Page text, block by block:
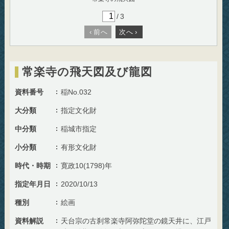
/ 3
‹ 前へ 次へ ›
常楽寺の飛天図及び龍図
資料番号 稲No.032
大分類 指定文化財
中分類 稲城市指定
小分類 有形文化財
時代・時期 寛政10(1798)年
指定年月日 2020/10/13
種別 絵画
資料解説
天台宗の古刹常楽寺阿弥陀堂の鏡天井に、江戸